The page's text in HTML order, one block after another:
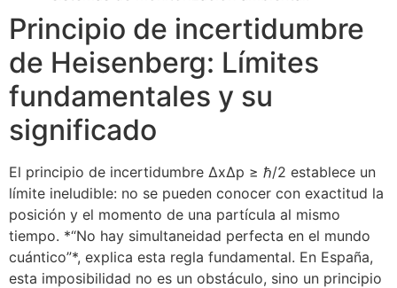
Principio de incertidumbre
de Heisenberg: Límites
fundamentales y su
significado
El principio de incertidumbre ΔxΔp ≥ ℏ/2 establece un
límite ineludible: no se pueden conocer con exactitud la
posición y el momento de una partícula al mismo
tiempo. *“No hay simultaneidad perfecta en el mundo
cuántico”*, explica esta regla fundamental. En España,
esta imposibilidad no es un obstáculo, sino un principio